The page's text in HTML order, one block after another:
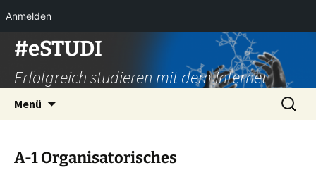
Anmelden
Zum
Inhalt
springen
#eSTUDI
Erfolgreich studieren mit dem Internet
Menü
Suchen
nach:
A-1 Organisatorisches